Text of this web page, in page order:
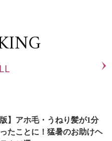
版】アホ毛・うねり髪が1分
たことに！猛暑のお助けヘ